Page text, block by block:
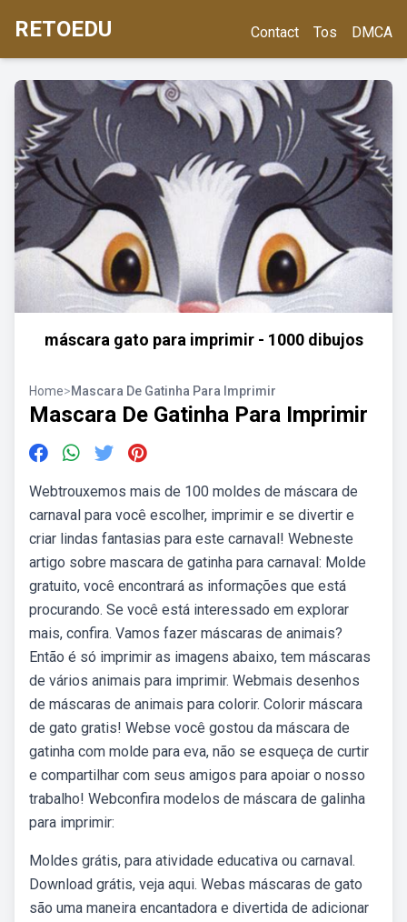
RETOEDU Contact Tos DMCA
máscara gato para imprimir - 1000 dibujos
Home>Mascara De Gatinha Para Imprimir
Mascara De Gatinha Para Imprimir
Webtrouxemos mais de 100 moldes de máscara de
carnaval para você escolher, imprimir e se divertir e
criar lindas fantasias para este carnaval! Webneste
artigo sobre mascara de gatinha para carnaval: Molde
gratuito, você encontrará as informações que está
procurando. Se você está interessado em explorar
mais, confira. Vamos fazer máscaras de animais?
Então é só imprimir as imagens abaixo, tem máscaras
de vários animais para imprimir. Webmais desenhos
de máscaras de animais para colorir. Colorir máscara
de gato gratis! Webse você gostou da máscara de
gatinha com molde para eva, não se esqueça de curtir
e compartilhar com seus amigos para apoiar o nosso
trabalho! Webconfira modelos de máscara de galinha
para imprimir:
Moldes grátis, para atividade educativa ou carnaval.
Download grátis, veja aqui. Webas máscaras de gato
são uma maneira encantadora e divertida de adicionar